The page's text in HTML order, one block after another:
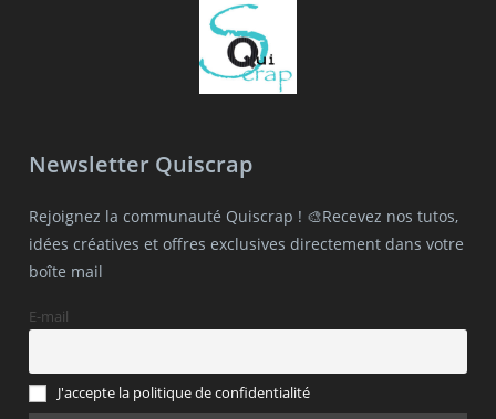
Newsletter Quiscrap
Rejoignez la communauté Quiscrap ! 🎨Recevez nos tutos,
idées créatives et offres exclusives directement dans votre
boîte mail
E-mail
J'accepte la politique de confidentialité